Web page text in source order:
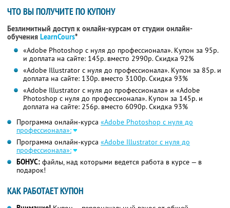
ЧТО ВЫ ПОЛУЧИТЕ ПО КУПОНУ
Безлимитный доступ к онлайн-курсам от студии онлайн-
обучения LearnCours*
«Adobe Photoshop с нуля до профессионала». Купон за 95р.
и доплата на сайте: 145р. вместо 2990р. Скидка 92%
«Adobe Illustrator с нуля до профессионала». Купон за 85р. и
доплата на сайте: 130р. вместо 3100р. Скидка 93%
«Adobe Illustrator с нуля до профессионала» и «Adobe
Photoshop с нуля до профессионала». Купон за 145р. и
доплата на сайте: 256р. вместо 6090р.Скидка 93%
Программа онлайн-курса «Adobe Photoshop с нуля до
профессионала»:
Программа онлайн-курса «Adobe Illustrator с нуля до
профессионала»:
БОНУС: файлы, над которыми ведется работа в курсе — в
подарок!
КАК РАБОТАЕТ КУПОН